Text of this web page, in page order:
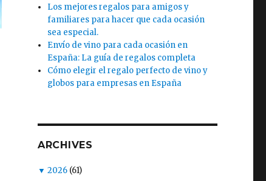
Los mejores regalos para amigos y
familiares para hacer que cada ocasión
sea especial.
Envío de vino para cada ocasión en
España: La guía de regalos completa
Cómo elegir el regalo perfecto de vino y
globos para empresas en España
ARCHIVES
▼ 2026 (61)